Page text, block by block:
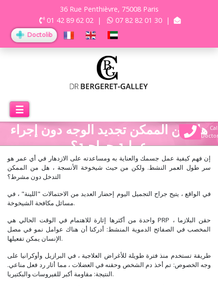
36 Rue Penthièvre, 75008 Paris
01 42 89 62 02 | 07 82 82 01 30 |
Doctolib
☰
هل من الممكن تجديد الوجه دون إجراء
عملية جراحية؟
إن فهم كيفية عمل جسمك والعناية به ومساعدته على الازدهار في أي عمر هو
سر طول العمر النشط. ولكن من حيث شيخوخة الأنسجة ، هل من الممكن
التدخل دون مشرط؟
في الواقع ، يتيح جراح التجميل اليوم إحضار العديد من الاحتمالات "اللينة" ، في
مسائل مكافحة الشيخوخة.
واحدة من أكثرها إثارة للاهتمام في الوقت الحالي هي PRP ، حقن البلازما
المخصب في الصفائح الدموية المنشط: أدركنا أن هناك عوامل نمو في مصل
الإنسان يمكن تفعيلها.
طريقة تستخدم منذ فترة طويلة للأغراض العلاجية ، في البرازيل وأوكرانيا على
وجه الخصوص: تم أخذ دم الشخص وحقنه في العضلات ، مما أثار رد فعل مناعي.
النتيجة: مقاومة أكبر للفيروسات والبكتيريا.